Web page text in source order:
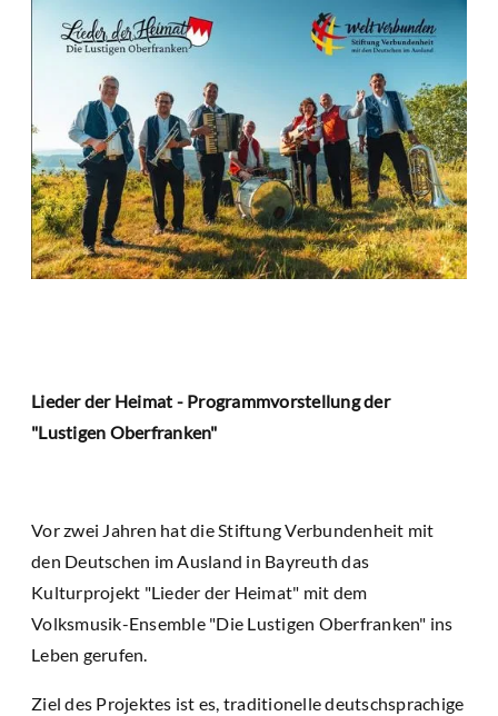
Lieder der Heimat - Programmvorstellung der
"Lustigen Oberfranken"
Vor zwei Jahren hat die Stiftung Verbundenheit mit
den Deutschen im Ausland in Bayreuth das
Kulturprojekt "Lieder der Heimat" mit dem
Volksmusik-Ensemble "Die Lustigen Oberfranken" ins
Leben gerufen.
Ziel des Projektes ist es, traditionelle deutschsprachige